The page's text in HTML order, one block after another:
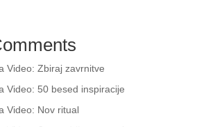
Video: Zbiraj zavrnitve
Video: 50 besed inspiracije
Video: Nov ritual